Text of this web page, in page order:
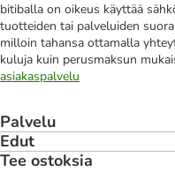
bitiballa on oikeus käyttää
tuotteiden tai palveluiden
milloin tahansa ottamalla
kuluja kuin perusmaksun
asiakaspalvelu
Palvelu
Edut
Tee ostoksia